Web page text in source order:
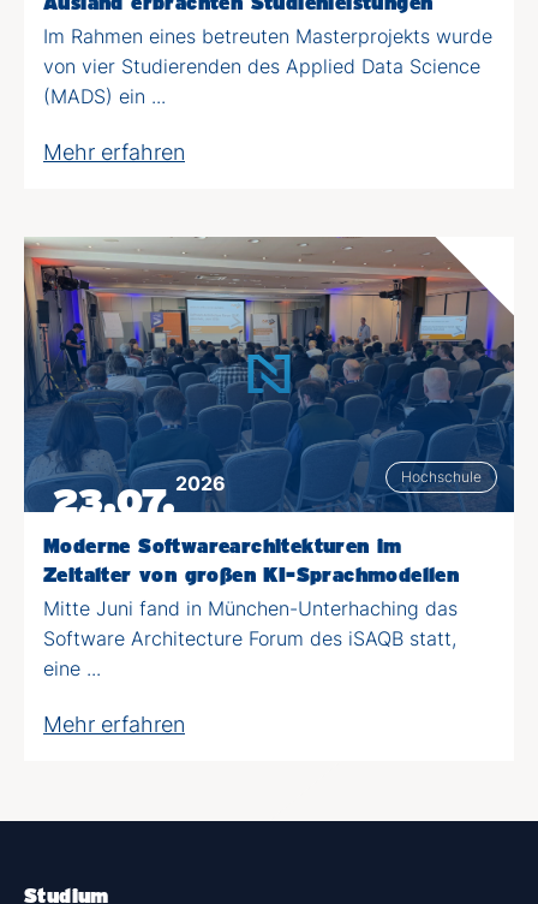
Im Rahmen eines betreuten Masterprojekts wurde
von vier Studierenden des Applied Data Science
(MADS) ein ...
Mehr erfahren
Hochschule
23.07.2026
Moderne Softwarearchitekturen im
Zeitalter von großen KI-Sprachmodellen
Mitte Juni fand in München-Unterhaching das
Software Architecture Forum des iSAQB statt,
eine ...
Mehr erfahren
Studium